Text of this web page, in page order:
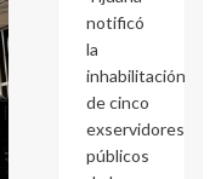
notificó
la
inhabilitación
de cinco
exservidores
públicos